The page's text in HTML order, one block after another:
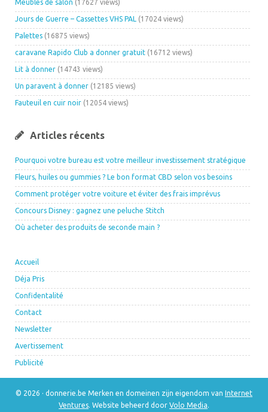
Meubles de salon (17627 views)
Jours de Guerre – Cassettes VHS PAL (17024 views)
Palettes (16875 views)
caravane Rapido Club a donner gratuit (16712 views)
Lit à donner (14743 views)
Un paravent à donner (12185 views)
Fauteuil en cuir noir (12054 views)
Articles récents
Pourquoi votre bureau est votre meilleur investissement stratégique
Fleurs, huiles ou gummies ? Le bon format CBD selon vos besoins
Comment protéger votre voiture et éviter des frais imprévus
Concours Disney : gagnez une peluche Stitch
Où acheter des produits de seconde main ?
Accueil
Déja Pris
Confidentalité
Contact
Newsletter
Avertissement
Publicité
© 2026 · donnerie.be Merken en domeinen zijn eigendom van Internet
Ventures. Website beheerd door Volo Media.